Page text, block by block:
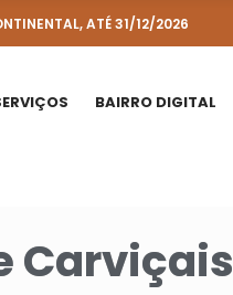
ATÉ 31/12/2026
BAIRRO DIGITAL
Carviçais